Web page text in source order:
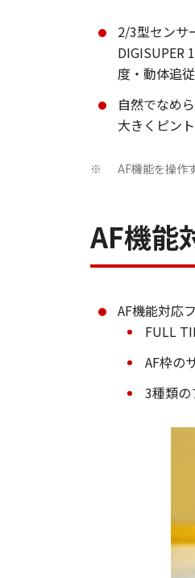
2/3型センサ
DIGISUPER
度・動体追
自然でなめ
大きくピン
※ AF機能を操作
AF機能
AF機能対応
FULL
AF枠の
3種類の